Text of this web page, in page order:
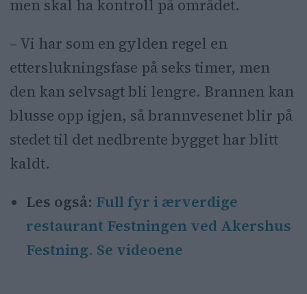
men skal ha kontroll på området.
– Vi har som en gylden regel en
etterslukningsfase på seks timer, men
den kan selvsagt bli lengre. Brannen kan
blusse opp igjen, så brannvesenet blir på
stedet til det nedbrente bygget har blitt
kaldt.
Les også: Full fyr i ærverdige
restaurant Festningen ved Akershus
Festning. Se videoene